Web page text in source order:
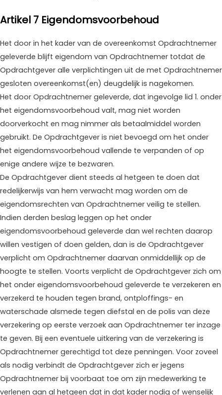
Artikel 7 Eigendomsvoorbehoud
Het door in het kader van de overeenkomst Opdrachtnemer
geleverde blijft eigendom van Opdrachtnemer totdat de
Opdrachtgever alle verplichtingen uit de met Opdrachtnemer
gesloten overeenkomst(en) deugdelijk is nagekomen.
Het door Opdrachtnemer geleverde, dat ingevolge lid 1. onder
het eigendomsvoorbehoud valt, mag niet worden
doorverkocht en mag nimmer als betaalmiddel worden
gebruikt. De Opdrachtgever is niet bevoegd om het onder
het eigendomsvoorbehoud vallende te verpanden of op
enige andere wijze te bezwaren.
De Opdrachtgever dient steeds al hetgeen te doen dat
redelijkerwijs van hem verwacht mag worden om de
eigendomsrechten van Opdrachtnemer veilig te stellen.
Indien derden beslag leggen op het onder
eigendomsvoorbehoud geleverde dan wel rechten daarop
willen vestigen of doen gelden, dan is de Opdrachtgever
verplicht om Opdrachtnemer daarvan onmiddellijk op de
hoogte te stellen. Voorts verplicht de Opdrachtgever zich om
het onder eigendomsvoorbehoud geleverde te verzekeren en
verzekerd te houden tegen brand, ontploffings- en
waterschade alsmede tegen diefstal en de polis van deze
verzekering op eerste verzoek aan Opdrachtnemer ter inzage
te geven. Bij een eventuele uitkering van de verzekering is
Opdrachtnemer gerechtigd tot deze penningen. Voor zoveel
als nodig verbindt de Opdrachtgever zich er jegens
Opdrachtnemer bij voorbaat toe om zijn medewerking te
verlenen aan al hetgeen dat in dat kader nodig of wenselijk